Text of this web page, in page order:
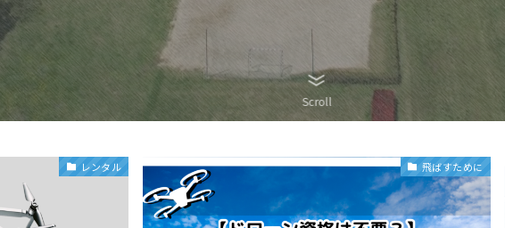
Scroll
レンタル 飛ばすために